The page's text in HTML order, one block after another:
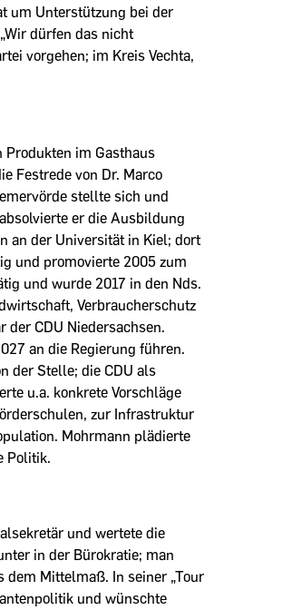
um Unterstützung bei der
dürfen das nicht
vorgehen; im Kreis Vechta,
Produkten im Gasthaus
Festrede von Dr. Marco
stellte sich und
er die Ausbildung
an der Universität in Kiel; dort
und promovierte 2005 zum
und wurde 2017 in den Nds.
Verbraucherschutz
CDU Niedersachsen.
an die Regierung führen.
der Stelle; die CDU als
u.a. konkrete Vorschläge
zur Infrastruktur
Mohrmann plädierte
Politik.
und wertete die
in der Bürokratie; man
dem Mittelmaß. In seiner „Tour
und wünschte